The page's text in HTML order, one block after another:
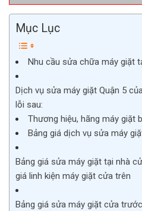
Mục Lục
Nhu cầu sửa chữa máy giặt
Dịch vụ sửa máy giặt Quận 5
lỗi sau:
Thương hiệu, hãng máy giặt
Bảng giá dịch vụ sửa máy
Bảng giá sửa máy giặt tại nhà
giá linh kiện máy giặt cửa trên
Bảng giá sửa máy giặt cửa